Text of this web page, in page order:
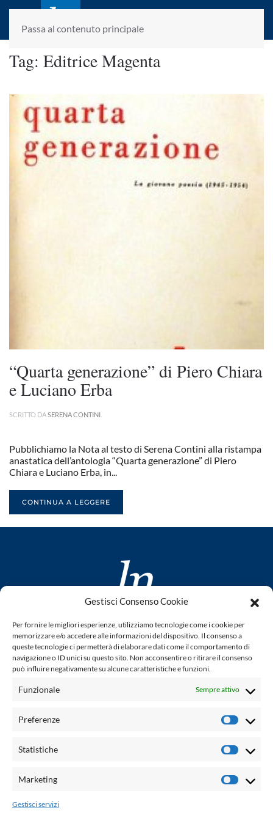
Gestisci Consenso Cookie
Per fornire le migliori esperienze, utilizziamo tecnologie come i cookie per
memorizzare e/o accedere alle informazioni del dispositivo. Il consenso a
queste tecnologie ci permetterà di elaborare dati come il comportamento di
navigazione o ID unici su questo sito. Non acconsentire o ritirare il consenso
può influire negativamente su alcune caratteristiche e funzioni.
Funzionale Sempre attivo
Preferenze
Statistiche
Marketing
Gestisci servizi
Passa al contenuto principale
laletteraturaenoi.it
fondato da Romano Luperini
Tag: Editrice Magenta
“Quarta generazione” di Piero Chiara
e Luciano Erba
SCRITTO DASERENA CONTINI
Pubblichiamo la Nota al testo di Serena Contini alla ristampa
anastatica dell’antologia “Quarta generazione” di Piero
Chiara e Luciano Erba, in...
CONTINUA A LEGGERE
www.laletteraturaenoi.it
fondato da Romano Luperini
Questo blog non rappresenta una testata giornalistica in
quanto viene aggiornato senza alcuna periodicità. Non può
legge n° 62 del 7.03.2001. L'autore non è responsabile per
email: